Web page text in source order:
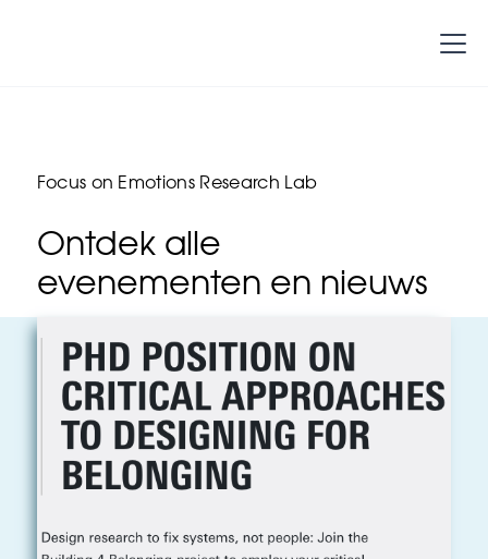
Focus on Emotions Research Lab
Ontdek alle
evenementen en nieuws